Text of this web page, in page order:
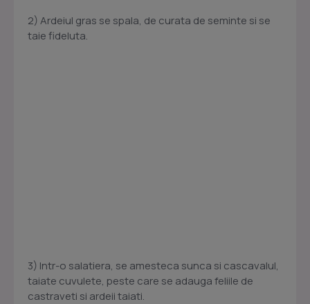
2) Ardeiul gras se spala, de curata de seminte si se
taie fideluta.
3) Intr-o salatiera, se amesteca sunca si cascavalul,
taiate cuvulete, peste care se adauga feliile de
castraveti si ardeii taiati.